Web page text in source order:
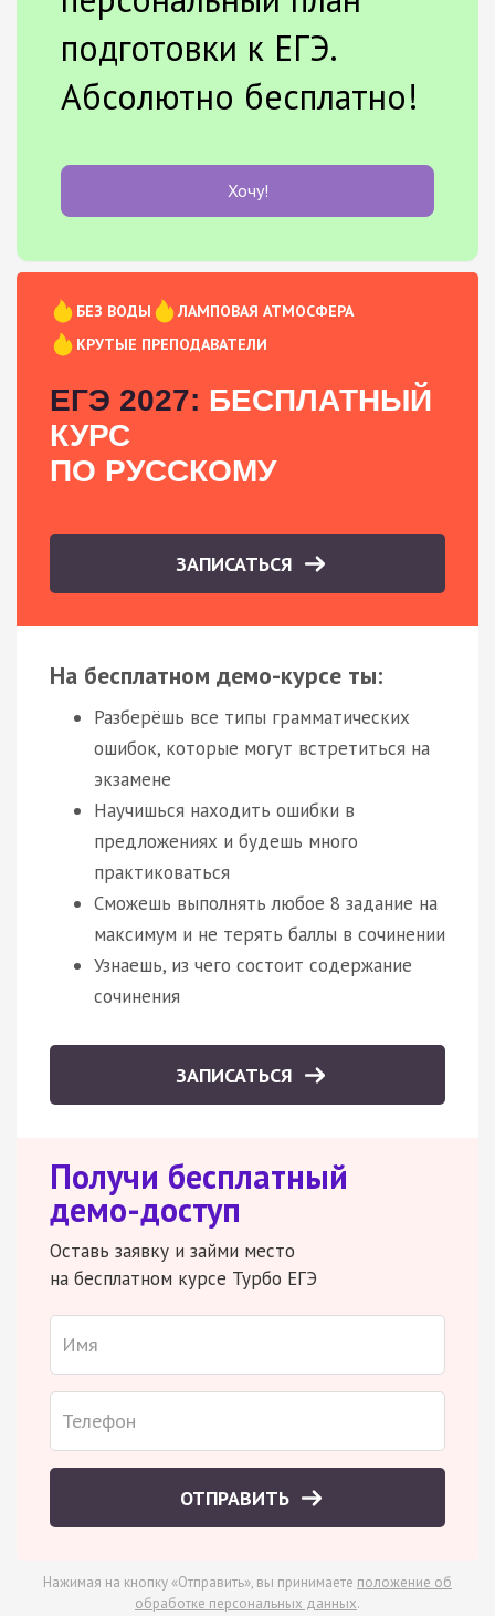
подготовки к ЕГЭ.
Абсолютно бесплатно!
Хочу!
БЕЗ ВОДЫ
ЛАМПОВАЯ АТМОСФЕРА
КРУТЫЕ ПРЕПОДАВАТЕЛИ
ЕГЭ 2027: БЕСПЛАТНЫЙ
КУРС
ПО РУССКОМУ
ЗАПИСАТЬСЯ
На бесплатном демо-курсе ты:
Разберёшь все типы грамматических
ошибок, которые могут встретиться на
экзамене
Научишься находить ошибки в
предложениях и будешь много
практиковаться
Сможешь выполнять любое 8 задание на
максимум и не терять баллы в сочинении
Узнаешь, из чего состоит содержание
сочинения
ЗАПИСАТЬСЯ
Получи бесплатный
демо-доступ
Оставь заявку и займи место
на бесплатном курсе Турбо ЕГЭ
ОТПРАВИТЬ
Нажимая на кнопку «Отправить», вы принимаете положение об
обработке персональных данных.